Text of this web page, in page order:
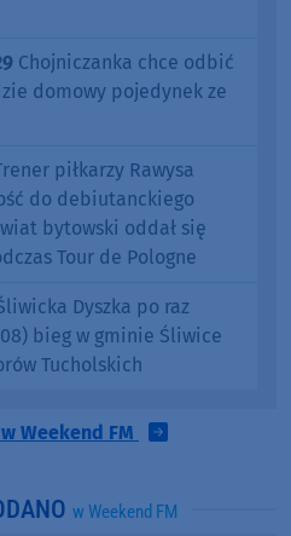
Grand Prix Borów
"Jest to
"Wiara w siebie po tym
Raciąż znakomicie
swoim debiutanckim
pokonał Spartę Brodnica
Chojniczanka chce odbić
domowy pojedynek ze
piłkarzy Rawysa
bytowski oddał się
Tour de Pologne